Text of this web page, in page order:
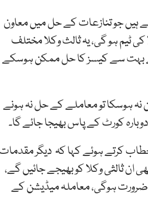
ہیں جو تنازعات کے حل میں معاون
ٹیم ہو گی، یہ ثالث وکلا مختلف
بہت سے کیسز کا حل ممکن ہوسکے
نہ ہوسکا تو معاملے کے حل نہ ہونے
کورٹ کے پاس بھیجا جائے گا۔
کرتے ہوئے کہا کہ دیگر
ثالثی وکلا کو بھیجے جائیں گے،
ہوگی، معاملہ میڈیشن کے